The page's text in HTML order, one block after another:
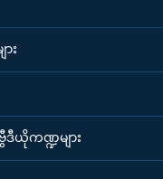
း
ယိုကဏ္ဍများ